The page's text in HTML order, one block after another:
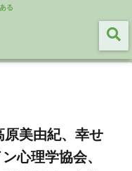
る
原美由紀、幸せ
心理学協会、